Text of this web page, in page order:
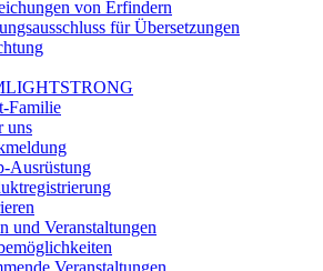
von Erfindern
für Übersetzungen
Familie
uns
Ausrüstung
und Veranstaltungen